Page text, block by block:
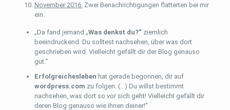
November 2016: Zwei Benachrichtigungen flatterten bei mir
ein.
„Da fand jemand „Was denkst du?“ziemlich
beeindruckend. Du solltest nachsehen, über was dort
geschrieben wird. Vielleicht gefällt dir der Blog genauso
gut.“
Erfolgreichesleben hat gerade begonnen, dir auf
wordpress.com zu folgen. (…) Du willst bestimmt
nachsehen, was dort so vor sich geht! Vielleicht gefällt dir
deren Blog genauso wie ihnen deiner!“